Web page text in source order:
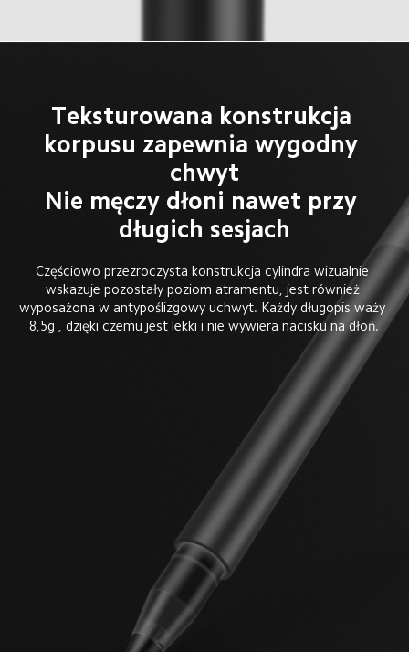
Teksturowana konstrukcja
korpusu zapewnia wygodny
chwyt
Nie męczy dłoni nawet przy
długich sesjach
Częściowo przezroczysta konstrukcja cylindra wizualnie
wskazuje pozostały poziom atramentu, jest również
wyposażona w antypoślizgowy uchwyt. Każdy długopis waży
8,5g , dzięki czemu jest lekki i nie wywiera nacisku na dłoń.